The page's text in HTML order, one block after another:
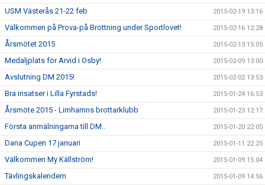
USM Västerås 21-22 feb 2015-02-19 13:16
Välkommen på Prova-på Brottning under Sportlovet! 2015-02-16 12:28
Årsmötet 2015 2015-02-13 15:05
Medaljplats för Arvid i Osby! 2015-02-09 13:00
Avslutning DM 2015! 2015-02-02 13:53
Bra insatser i Lilla Fyrstads! 2015-01-24 16:53
Årsmöte 2015 - Limhamns brottarklubb 2015-01-23 12:17
Första anmälningarna till DM.. 2015-01-20 22:05
Dana Cupen 17 januari 2015-01-11 22:25
Välkommen My Källström! 2015-01-09 15:04
Tävlingskalendern 2015-01-09 14:56